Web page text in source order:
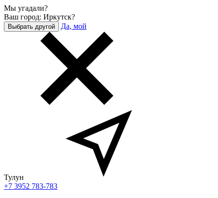
Мы угадали?
Ваш город: Иркутск?
Выбрать другой Да, мой
Тулун
+7 3952 783-783